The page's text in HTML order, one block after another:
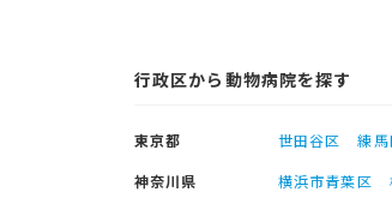
行政区から動物病院を探す
東京都 世田谷区 練馬
神奈川県
横浜市青葉区